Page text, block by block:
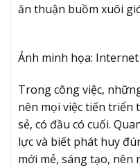
ăn thuận buồm xuôi
Ảnh minh họa: Internet
Trong công việc,
nên mọi việc tiến triển
sẻ, có đầu có cuối.
lực và biết phát huy
mới mẻ, sáng tạo,